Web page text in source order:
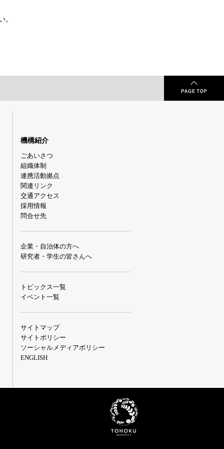
。
機構紹介
ごあいさつ
組織体制
連携活動拠点
関連リンク
交通アクセス
採用情報
問合せ先
企業・自治体の方へ
研究者・学生の皆さんへ
トピックス一覧
イベント一覧
サイトマップ
サイトポリシー
ソーシャルメディアポリシー
ENGLISH